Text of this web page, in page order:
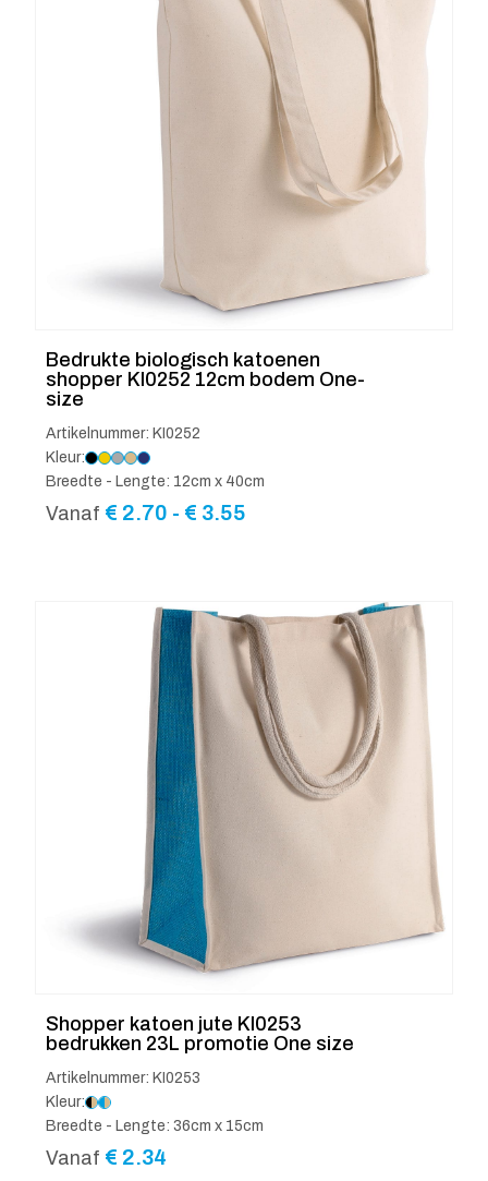
Bedrukte biologisch katoenen
shopper KI0252 12cm bodem One-
size
Artikelnummer: KI0252
Kleur:
Breedte - Lengte: 12cm x 40cm
Vanaf € 2.70 - € 3.55
Shopper katoen jute KI0253
bedrukken 23L promotie One size
Artikelnummer: KI0253
Kleur:
Breedte - Lengte: 36cm x 15cm
Vanaf € 2.34